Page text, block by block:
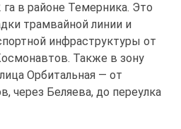
в районе Темерника. Это
трамвайной линии и
инфраструктуры от
Также в зону
Орбитальная — от
через Беляева, до переулка